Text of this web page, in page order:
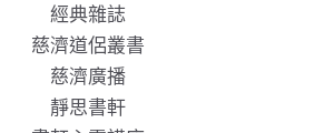
經典雜誌
慈濟道侶叢書
慈濟廣播
靜思書軒